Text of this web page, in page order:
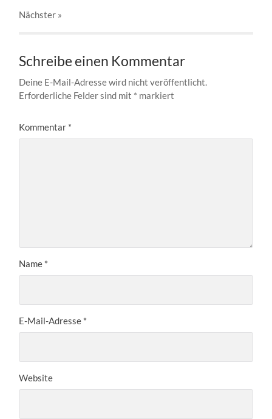
Nächster »
Schreibe einen Kommentar
Deine E-Mail-Adresse wird nicht veröffentlicht.
Erforderliche Felder sind mit * markiert
Kommentar *
Name *
E-Mail-Adresse *
Website